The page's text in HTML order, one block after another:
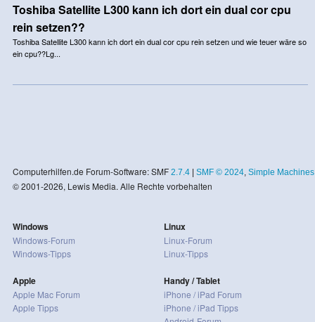
Toshiba Satellite L300 kann ich dort ein dual cor cpu
rein setzen??
Toshiba Satellite L300 kann ich dort ein dual cor cpu rein setzen und wie teuer wäre so
ein cpu??Lg...
Computerhilfen.de Forum-Software: SMF 2.7.4| SMF © 2024, Simple Machines
© 2001-2026, Lewis Media. Alle Rechte vorbehalten
Windows
Windows-Forum
Windows-Tipps
Apple
Apple Mac Forum
Apple Tipps
Linux
Linux-Forum
Linux-Tipps
Handy / Tablet
iPhone / iPad Forum
iPhone / iPad Tipps